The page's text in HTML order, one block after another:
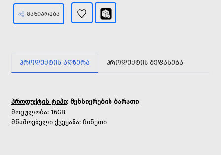
ᲒᲐᲖᲘᲐᲠᲔᲑᲐ
ᲞᲠᲝᲓᲣᲥᲢᲘᲡ ᲐᲦᲬᲔᲠᲐ ᲞᲠᲝᲓᲣᲥᲢᲘᲡ ᲨᲔᲤᲐᲡᲔᲑᲐ
პროდუქტის ტიპი: მეხსიერების ბარათი
მოცულობა: 16GB
მწამოებელი ქვეყანა: ჩინეთი